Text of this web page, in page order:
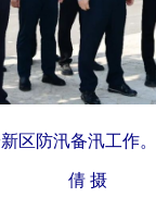
区防汛备汛工作
倩 摄